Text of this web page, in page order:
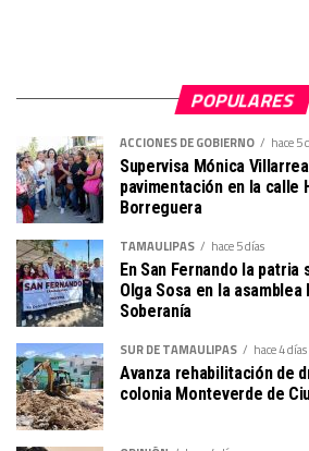
POPULARES
ACCIONES DE GOBIERNO hace 5
Supervisa Mónica
pavimentación en la calle
Borreguera
TAMAULIPAS hace 5 días
En San Fernando la
Olga Sosa en la
Soberanía
SUR DE TAMAULIPAS hace 4 días
Avanza rehabilitación de
colonia Monteverde de